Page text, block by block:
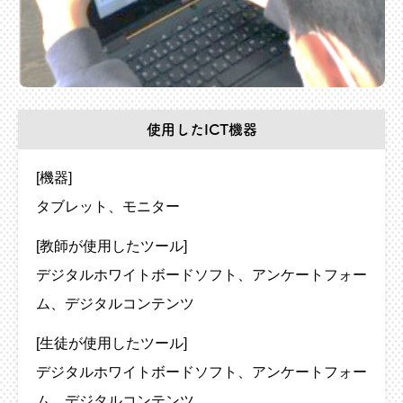
使用したICT機器
[機器]
タブレット
モニター
[教師が使用したツール]
デジタルホワイトボードソフト
アンケートフォー
ム
デジタルコンテンツ
[生徒が使用したツール]
デジタルホワイトボードソフト
アンケートフォー